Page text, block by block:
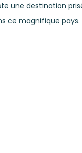
une destination
ce magnifique pays.